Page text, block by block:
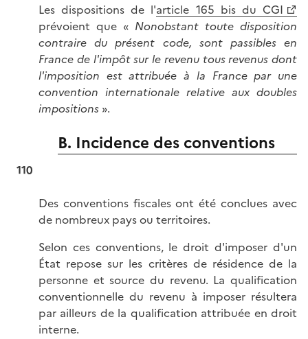
Les dispositions de l'article 165 bis du CGI
prévoient que « Nonobstant toute disposition
contraire du présent code, sont passibles en
France de l'impôt sur le revenu tous revenus dont
l'imposition est attribuée à la France par une
convention internationale relative aux doubles
impositions ».
B. Incidence des conventions
110
Des conventions fiscales ont été conclues avec
de nombreux pays ou territoires.
Selon ces conventions, le droit d'imposer d'un
État repose sur les critères de résidence de la
personne et source du revenu. La qualification
conventionnelle du revenu à imposer résultera
par ailleurs de la qualification attribuée en droit
interne.